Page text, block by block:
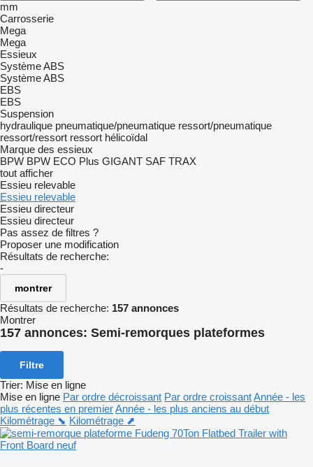
mm
Carrosserie
Mega
Mega
Essieux
Système ABS
Système ABS
EBS
EBS
Suspension
hydraulique pneumatique/pneumatique ressort/pneumatique
ressort/ressort ressort hélicoïdal
Marque des essieux
BPW BPW ECO Plus GIGANT SAF TRAX
tout afficher
Essieu relevable
Essieu relevable
Essieu directeur
Essieu directeur
Pas assez de filtres ?
Proposer une modification
Résultats de recherche:
-
montrer
Résultats de recherche: 157 annonces
Montrer
157 annonces: Semi-remorques plateformes
Filtre
Trier: Mise en ligne
Mise en ligne Par ordre décroissant Par ordre croissantAnnée - les
plus récentes en premierAnnée - les plus anciens au début
Kilométrage ⬊ Kilométrage ⬈